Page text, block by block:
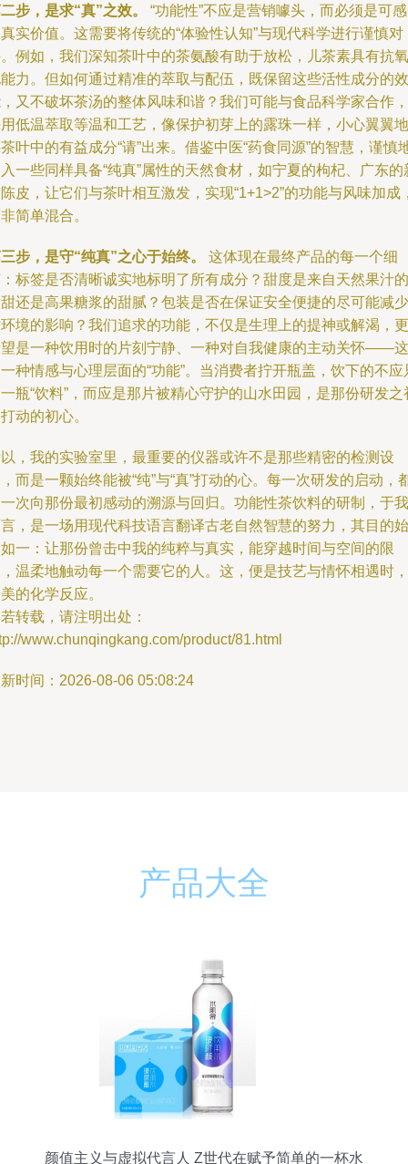
步，是求“真”之效。
“功能性”不应是营销噱头，而必须是可
实价值。这需要将传统的“体验性认知”与现代科学进行谨慎对
例如，我们深知茶叶中的茶氨酸有助于放松，儿茶素具有抗氧
力。但如何通过精准的萃取与配伍，既保留这些活性成分的效
又不破坏茶汤的整体风味和谐？我们可能与食品科学家合作，
低温萃取等温和工艺，像保护初芽上的露珠一样，小心翼翼地
叶中的有益成分“请”出来。借鉴中医“药食同源”的智慧，谨慎
一些同样具备“纯真”属性的天然食材，如宁夏的枸杞、广东的
皮，让它们与茶叶相互激发，实现“1+1>2”的功能与风味加成
简单混合。
步，是守“纯真”之心于始终。
这体现在最终产品的每一个细
标签是否清晰诚实地标明了所有成分？甜度是来自天然果汁的
还是高果糖浆的甜腻？包装是否在保证安全便捷的尽可能减少
境的影响？我们追求的功能，不仅是生理上的提神或解渴，更
是一种饮用时的片刻宁静、一种对自我健康的主动关怀——这
种情感与心理层面的“功能”。当消费者拧开瓶盖，饮下的不应
瓶“饮料”，而应是那片被精心守护的山水田园，是那份研发之
动的初心。
，我的实验室里，最重要的仪器或许不是那些精密的检测设
而是一颗始终能被“纯”与“真”打动的心。每一次研发的启动，
次向那份最初感动的溯源与回归。功能性茶饮料的研制，于我
，是一场用现代科技语言翻译古老自然智慧的努力，其目的始
一：让那份曾击中我的纯粹与真实，能穿越时间与空间的限
温柔地触动每一个需要它的人。这，便是技艺与情怀相遇时，
的化学反应。
转载，请注明出处：
www.chunqingkang.com/product/81.html
时间：2026-08-06 05:08:24
产品大全
颜值主义与虚拟代言人 Z世代在赋予简单的一杯水